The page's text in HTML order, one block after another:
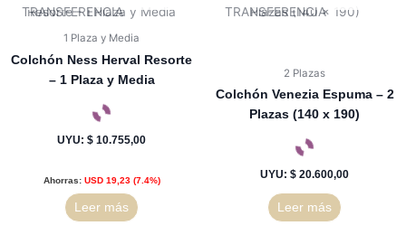
1 Plaza y Media
Colchón Ness Herval Resorte
– 1 Plaza y Media
UYU: $ 10.755,00
Ahorras: USD19,23 (7.4%)
Leer más
2 Plazas
Colchón Venezia Espuma – 2
Plazas (140 x 190)
UYU: $ 20.600,00
Leer más